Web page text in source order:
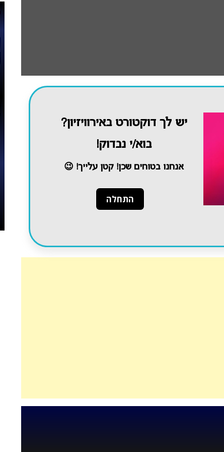
יש לך דוקטורט באירוויזיון?
בוא/י נבדוק!
אנחנו בטוחים שכן! קטן עלייך! 😉